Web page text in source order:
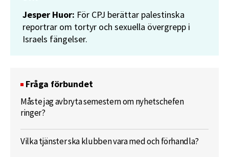
Jesper Huor: För CPJ berättar palestinska
reportrar om tortyr och sexuella övergrepp i
Israels fängelser.
Fråga förbundet
Måste jag avbryta semestern om nyhetschefen
ringer?
Vilka tjänster ska klubben vara med och förhandla?